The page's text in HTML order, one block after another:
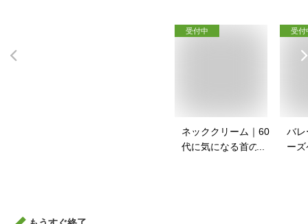
受付中
ネッククリーム｜60
代に気になる首のシ
受付
バレ
ー